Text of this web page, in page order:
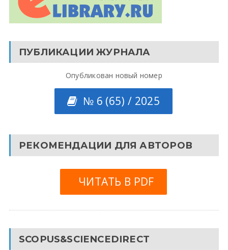
ПУБЛИКАЦИИ ЖУРНАЛА
Опубликован новый номер
№ 6 (65) / 2025
РЕКОМЕНДАЦИИ ДЛЯ АВТОРОВ
ЧИТАТЬ В PDF
SCOPUS&SCIENCEDIRECT